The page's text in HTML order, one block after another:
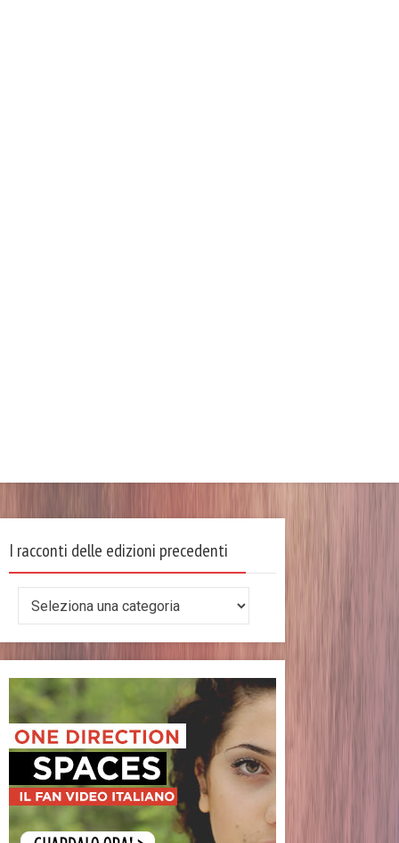
I racconti delle edizioni precedenti
delle
edizioni
precedenti